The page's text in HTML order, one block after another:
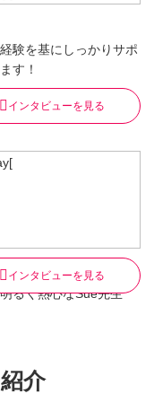
験を基にしっかりサポ
す！
インタビューを見る
生
るく熱心なSue先生
インタビューを見る
介